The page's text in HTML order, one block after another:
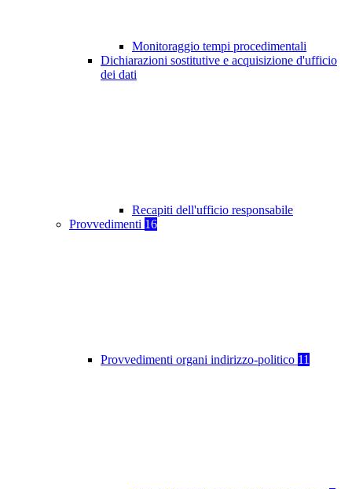
Monitoraggio tempi procedimentali
Dichiarazioni sostitutive e acquisizione d'ufficio
dei dati
Recapiti dell'ufficio responsabile
Provvedimenti 16
Provvedimenti organi indirizzo-politico 11